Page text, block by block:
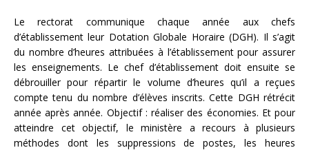
Le rectorat communique chaque année aux chefs
d’établissement leur Dotation Globale Horaire (DGH). Il s’agit
du nombre d’heures attribuées à l’établissement pour assurer
les enseignements. Le chef d’établissement doit ensuite se
débrouiller pour répartir le volume d’heures qu’il a reçues
compte tenu du nombre d’élèves inscrits. Cette DGH rétrécit
année après année. Objectif : réaliser des économies. Et pour
atteindre cet objectif, le ministère a recours à plusieurs
méthodes dont les suppressions de postes, les heures